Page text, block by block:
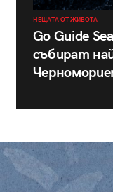
НЕЩАТА ОТ ЖИВОТА
Go Guide
събират